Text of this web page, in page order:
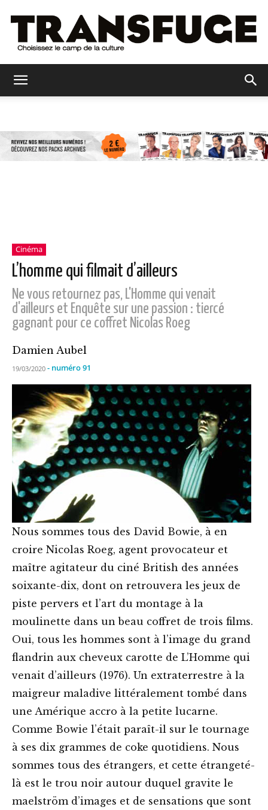
Cinéma
L’homme qui filmait d’ailleurs
Ne vous retournez pas, L'Homme qui venait
d'ailleurs et Enquête sur une passion : tiercé
gagnant pour ce coffret Nicolas Roeg
Damien Aubel
19/03/2020 - numéro 91
Nous sommes tous des David Bowie, à en
croire Nicolas Roeg, agent provocateur et
maître agitateur du ciné British des années
soixante-dix, dont on retrouvera les jeux de
piste pervers et l’art du montage à la
moulinette dans un beau coffret de trois films.
Oui, tous les hommes sont à l’image du grand
flandrin aux cheveux carotte de L’Homme qui
venait d’ailleurs (1976). Un extraterrestre à la
maigreur maladive littéralement tombé dans
une Amérique accro à la petite lucarne.
Comme Bowie l’était paraît-il sur le tournage
à ses dix grammes de coke quotidiens. Nous
sommes tous des étrangers, et cette étrangeté-
là est le trou noir autour duquel gravite le
maelström d’images et de sensations que sont